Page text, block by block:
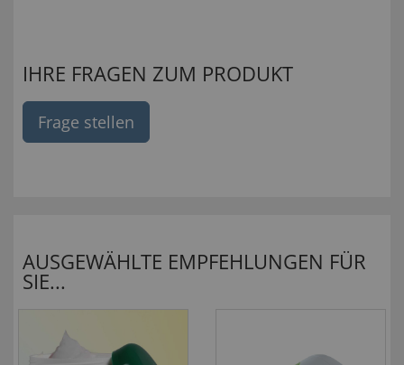
IHRE FRAGEN ZUM PRODUKT
Frage stellen
AUSGEWÄHLTE EMPFEHLUNGEN FÜR
SIE...